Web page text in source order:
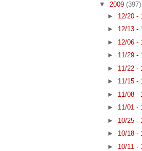
▼ 2009 (397)
► 12/20 -
► 12/13 -
► 12/06 -
► 11/29 -
► 11/22 -
► 11/15 -
► 11/08 -
► 11/01 -
► 10/25 -
► 10/18 -
► 10/11 -